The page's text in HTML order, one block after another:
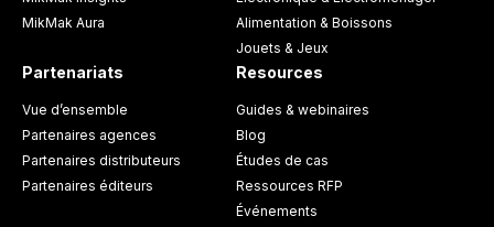
MikMak Aura
Alimentation & Boissons
Jouets & Jeux
Partenariats
Vue d’ensemble
Partenaires agences
Partenaires distributeurs
Partenaires éditeurs
Resources
Guides & webinaires
Blog
Études de cas
Ressources RFP
Événements